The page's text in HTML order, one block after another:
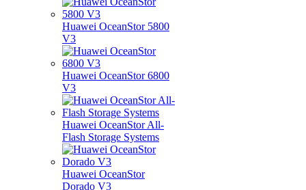
Huawei OceanStor 5800
V3
Huawei OceanStor 6800
V3
Huawei OceanStor All-
Flash Storage Systems
Huawei OceanStor
Dorado V3